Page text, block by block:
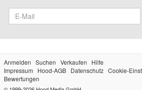
Anmelden Suchen Verkaufen
Hilfe
Impressum
Hood-AGB Datenschutz Cookie-
Bewertungen